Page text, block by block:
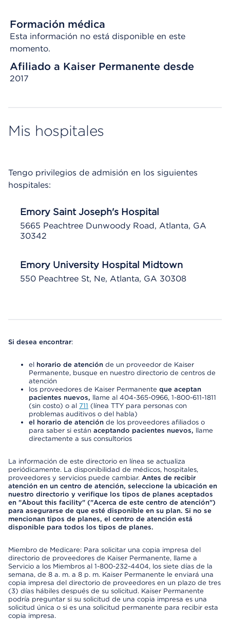
Formación médica
Esta información no está disponible en este
momento.
Afiliado a Kaiser Permanente desde
2017
Mis hospitales
Tengo privilegios de admisión en los siguientes
hospitales:
Emory Saint Joseph's Hospital
5665 Peachtree Dunwoody Road, Atlanta, GA
30342
Emory University Hospital Midtown
550 Peachtree St, Ne, Atlanta, GA 30308
Si desea encontrar:
el horario de atención de un proveedor de Kaiser
Permanente, busque en nuestro directorio de centros de
atención
los proveedores de Kaiser Permanente que aceptan
pacientes nuevos, llame al 404-365-0966, 1-800-611-1811
(sin costo) o al 711 (línea TTY para personas con
problemas auditivos o del habla)
el horario de atención de los proveedores afiliados o
para saber si están aceptando pacientes nuevos, llame
directamente a sus consultorios
La información de este directorio en línea se actualiza
periódicamente. La disponibilidad de médicos, hospitales,
proveedores y servicios puede cambiar. Antes de recibir
atención en un centro de atención, seleccione la ubicación en
nuestro directorio y verifique los tipos de planes aceptados
en "About this facility" ("Acerca de este centro de atención")
para asegurarse de que esté disponible en su plan. Si no se
mencionan tipos de planes, el centro de atención está
disponible para todos los tipos de planes.
Miembro de Medicare: Para solicitar una copia impresa del
directorio de proveedores de Kaiser Permanente, llame a
Servicio a los Miembros al 1-800-232-4404, los siete días de la
semana, de 8 a. m. a 8 p. m. Kaiser Permanente le enviará una
copia impresa del directorio de proveedores en un plazo de tres
(3) días hábiles después de su solicitud. Kaiser Permanente
podría preguntar si su solicitud de una copia impresa es una
solicitud única o si es una solicitud permanente para recibir esta
copia impresa.